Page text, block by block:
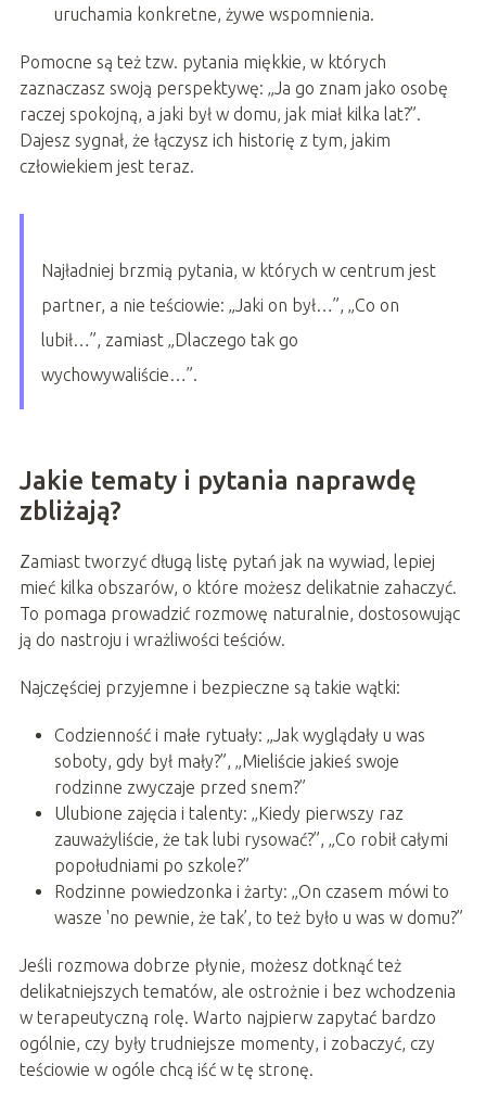
uruchamia konkretne, żywe wspomnienia.
Pomocne są też tzw. pytania miękkie, w których
zaznaczasz swoją perspektywę: „Ja go znam jako osobę
raczej spokojną, a jaki był w domu, jak miał kilka lat?”.
Dajesz sygnał, że łączysz ich historię z tym, jakim
człowiekiem jest teraz.
Najładniej brzmią pytania, w których w centrum jest
partner, a nie teściowie: „Jaki on był…”, „Co on
lubił…”, zamiast „Dlaczego tak go
wychowywaliście…”.
Jakie tematy i pytania naprawdę
zbliżają?
Zamiast tworzyć długą listę pytań jak na wywiad, lepiej
mieć kilka obszarów, o które możesz delikatnie zahaczyć.
To pomaga prowadzić rozmowę naturalnie, dostosowując
ją do nastroju i wrażliwości teściów.
Najczęściej przyjemne i bezpieczne są takie wątki:
Codzienność i małe rytuały: „Jak wyglądały u was
soboty, gdy był mały?”, „Mieliście jakieś swoje
rodzinne zwyczaje przed snem?”
Ulubione zajęcia i talenty: „Kiedy pierwszy raz
zauważyliście, że tak lubi rysować?”, „Co robił całymi
popołudniami po szkole?”
Rodzinne powiedzonka i żarty: „On czasem mówi to
wasze 'no pewnie, że tak’, to też było u was w domu?”
Jeśli rozmowa dobrze płynie, możesz dotknąć też
delikatniejszych tematów, ale ostrożnie i bez wchodzenia
w terapeutyczną rolę. Warto najpierw zapytać bardzo
ogólnie, czy były trudniejsze momenty, i zobaczyć, czy
teściowie w ogóle chcą iść w tę stronę.